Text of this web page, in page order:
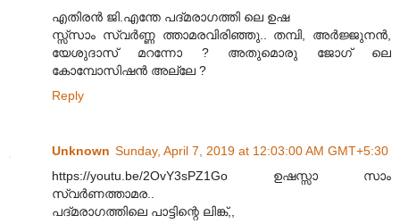
എതിരൻ ജി.എന്തേ പദ്മരാഗത്തി ലെ ഉഷ
സ്സ്സാം സ്വർണ്ണ ത്താമരവിരിഞ്ഞു.. തമ്പി, അർജ്ജുനൻ,
യേശുദാസ് മറന്നോ ? അതുമൊരു ജോഗ് ലെ
കോമ്പോസിഷൻ അല്ലേ ?
Reply
Unknown Sunday, April 7, 2019 at 12:03:00 AM GMT+5:30
https://youtu.be/2OvY3sPZ1Go ഉഷസ്സാ സാം
സ്വർണത്താമര..
പദ്മരാഗത്തിലെ പാട്ടിന്റെ ലിങ്ക്,,